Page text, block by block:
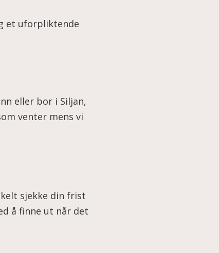
et uforpliktende
eller bor i Siljan,
venter mens vi
sjekke din frist
å finne ut når det